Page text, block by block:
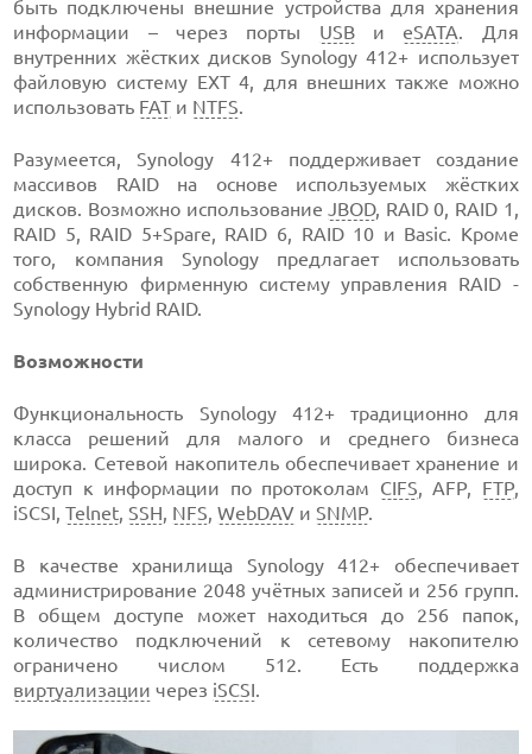
быть подключены внешние устройства для хранения
информации – через порты USBи eSATA. Для
внутренних жёстких дисков Synology 412+ использует
файловую систему EXT 4, для внешних также можно
использовать FAT и NTFS.
Разумеется, Synology 412+ поддерживает создание
массивов RAID на основе используемых жёстких
дисков. Возможно использованиеJBOD, RAID 0, RAID 1,
RAID 5, RAID 5+Spare, RAID 6, RAID 10 и Basic. Кроме
того, компания Synology предлагает использовать
собственную фирменную систему управления RAID -
Synology Hybrid RAID.
Возможности
Функциональность Synology 412+ традиционно для
класса решений для малого и среднего бизнеса
широка. Сетевой накопитель обеспечивает хранение и
доступ к информации по протоколам CIFS, AFP, FTP,
iSCSI,Telnet,SSH, NFS,WebDAV иSNMP.
В качестве хранилища Synology 412+ обеспечивает
администрирование 2048 учётных записей и 256 групп.
В общем доступе может находиться до 256 папок,
количество подключений к сетевому накопителю
ограничено числом 512. Есть поддержка
виртуализации через iSCSI.